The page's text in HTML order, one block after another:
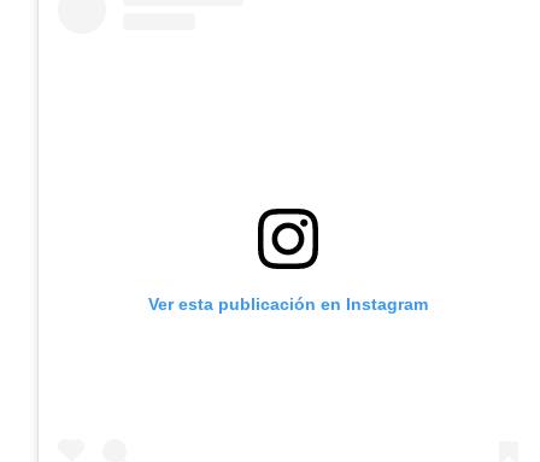
Ver esta publicación en Instagram